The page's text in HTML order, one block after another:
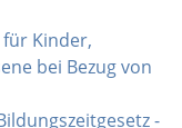
Kinder,
bei Bezug von
-